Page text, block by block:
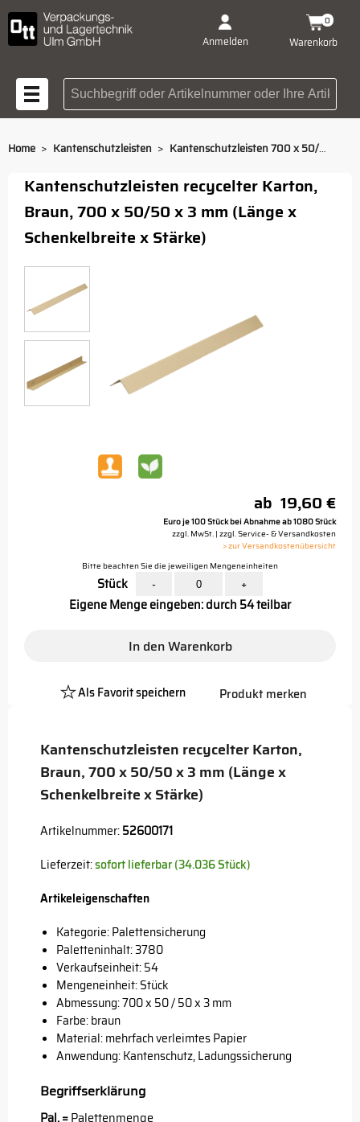
Anmelden Warenkorb
0
Suchbegriff oder
Home > Kantenschutzleisten > Kantenschutzleisten 700 x 50/50 x 3 mm
Kantenschutzleisten recycelter Karton,
Braun, 700 x 50/50 x 3 mm (Länge x
Schenkelbreite x Stärke)
Artikelnummer:52600171
Lieferzeit:sofort lieferbar (34.036 Stück)
Artikeleigenschaften
Kategorie: Palettensicherung
Paletteninhalt: 3780
Verkaufseinheit: 54
Mengeneinheit: Stück
Abmessung: 700 x 50 / 50 x 3 mm
Farbe: braun
Material: mehrfach verleimtes Papier
Anwendung: Kantenschutz, Ladungssicherung
Begriffserklärung
Pal. =Palettenmenge
Kantenschutzleisten recycelter Karton,
Braun, 700 x 50/50 x 3 mm (Länge x
Schenkelbreite x Stärke)
ab 19,60 €
Euro je 100 Stück bei Abnahme ab 1080 Stück
zzgl. MwSt. | zzgl. Service- & Versandkosten
> zur Versandkostenübersicht
Bitte beachten Sie die jeweiligen Mengeneinheiten
Stück - +
Eigene Menge eingeben: durch 54 teilbar
In den Warenkorb
Als Favorit speichern
Platzhalter
Produkt merken